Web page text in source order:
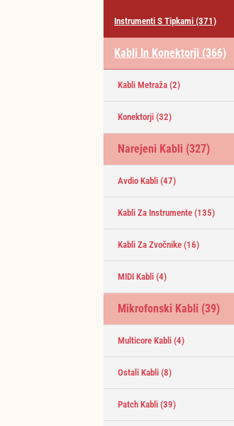
Instrumenti S Tipkami(371)
Kabli In Konektorji (366)
Kabli Metraža(2)
Konektorji(32)
Narejeni Kabli (327)
Avdio Kabli(47)
Kabli Za Instrumente(135)
Kabli Za Zvočnike(16)
MIDI Kabli(4)
Mikrofonski Kabli (39)
Multicore Kabli(4)
Ostali Kabli(8)
Patch Kabli(39)